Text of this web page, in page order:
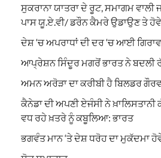
ਸੁਕਰਾਨਾ ਯਾਤਰਾ ਦੇ ਰੂਟ, ਸਮਾਗਮ
ਪਾਸ ਯੂ.ਏ.ਵੀ/ ਡਰੌਨ ਕੈਮਰੇ ਉਡਾਉਣ ਤੇ
ਦੇਸ਼ ‘ਚ ਅਪਰਾਧਾਂ ਦੀ ਦਰ ‘ਚ ਆਈ
ਆਪ੍ਰੇਸ਼ਨ ਸਿੰਦੂਰ ਮਗਰੋਂ ਭਾਰਤ ਨੇ ਬਦਲੀ
ਅਮਨ ਅਰੋੜਾ ਦਾ ਕਰੀਬੀ ਹੈ ਬਿਲਡਰ
ਕੈਨੇਡਾ ਦੀ ਅਪਣੀ ਏਜੰਸੀ ਨੇ
ਵਧ ਰਹੇ ਖ਼ਤਰੇ ਨੂੰ ਕਬੂਲਿਆ: ਭਾਰਤ
ਭਗਵੰਤ ਮਾਨ ‘ਤੇ ਦੇਸ਼ ਧਰੋਹ ਦਾ ਮੁਕੱਦਮਾ